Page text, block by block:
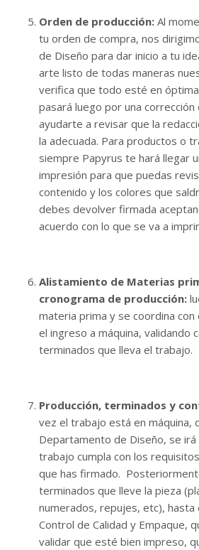
Orden de producción: Al
tu orden de compra, nos
de Diseño para dar inicio a tu
arte listo de todas maneras
verifica que todo esté en
pasará luego por una
ayudarte a revisar que la
la adecuada. Para productos o
siempre Papyrus te hará llegar
impresión para que puedas
contenido y los colores que
debes devolver firmada
acuerdo con lo que se va a
Alistamiento de Materias
cronograma de producción:
materia prima y se coordina
el ingreso a máquina, validando
terminados que lleva el trabajo.
Producción, terminados y
vez el trabajo está en máquina,
Departamento de Diseño, se
trabajo cumpla con los
que has firmado.
terminados que lleve la pieza
numerados, repujes, etc),
Control de Calidad y Empaque,
validar que esté bien impreso,